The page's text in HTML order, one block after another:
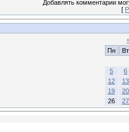
Добавлять комментарии
[
Пн
Вт
5
6
12
13
19
20
26
27